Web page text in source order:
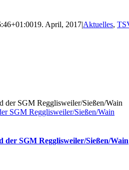
19. April, 2017|Aktuelles,
SGM Regglisweiler/Sießen/Wain
der SGM Regglisweiler/Sießen/Wain